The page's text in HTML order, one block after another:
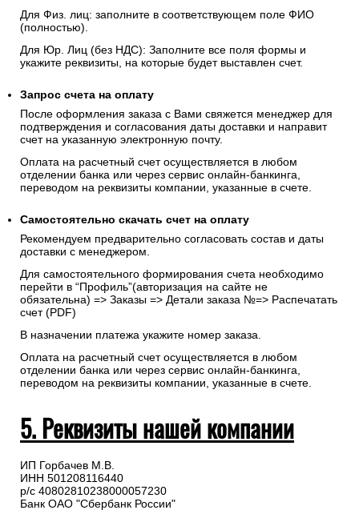
Для Физ. лиц: заполните в соответствующем поле ФИО
(полностью).
Для Юр. Лиц (без НДС): Заполните все поля формы и
укажите реквизиты, на которые будет выставлен счет.
Запрос счета на оплату
После оформления заказа с Вами свяжется менеджер для
подтверждения и согласования даты доставки и направит
счет на указанную электронную почту.
Оплата на расчетный счет осуществляется в любом
отделении банка или через сервис онлайн-банкинга,
переводом на реквизиты компании, указанные в счете.
Самостоятельно скачать счет на оплату
Рекомендуем предварительно согласовать состав и даты
доставки с менеджером.
Для самостоятельного формирования счета необходимо
перейти в “Профиль”(авторизация на сайте не
обязательна) => Заказы => Детали заказа №=> Распечатать
счет (PDF)
В назначении платежа укажите номер заказа.
Оплата на расчетный счет осуществляется в любом
отделении банка или через сервис онлайн-банкинга,
переводом на реквизиты компании, указанные в счете.
5. Реквизиты нашей компании
ИП Горбачев М.В.
ИНН 501208116440
р/с 40802810238000057230
Банк ОАО "Сбербанк России"